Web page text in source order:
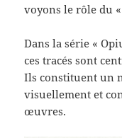
voyons le rôle du
Dans la série «
ces tracés sont
Ils constituent un
visuellement et
œuvres.